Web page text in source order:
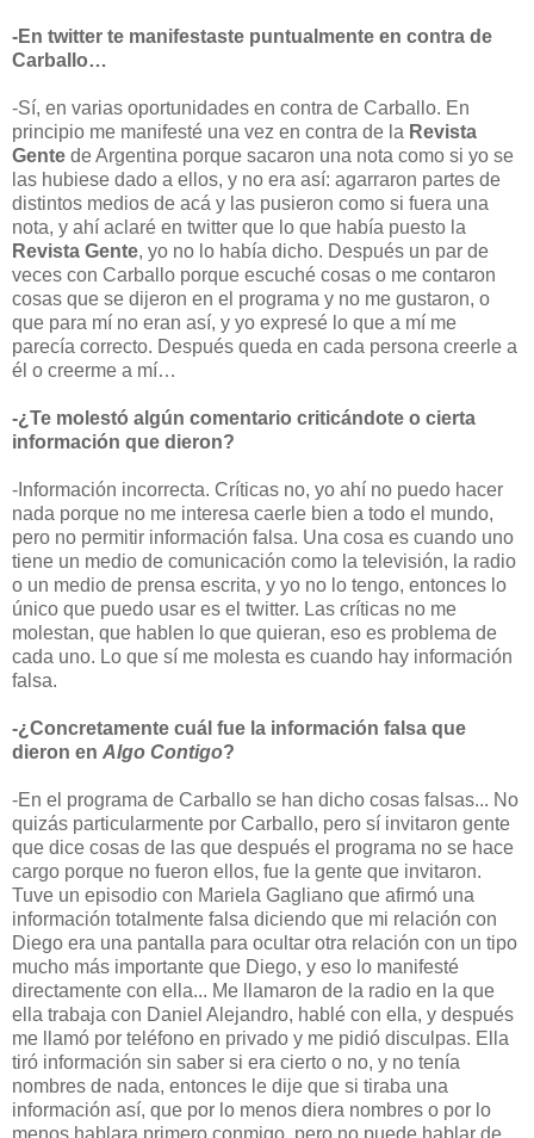
-En twitter te manifestaste puntualmente en contra de
Carballo…
-Sí, en varias oportunidades en contra de Carballo. En
principio me manifesté una vez en contra de la Revista
Gente de Argentina porque sacaron una nota como si yo se
las hubiese dado a ellos, y no era así: agarraron partes de
distintos medios de acá y las pusieron como si fuera una
nota, y ahí aclaré en twitter que lo que había puesto la
Revista Gente, yo no lo había dicho. Después un par de
veces con Carballo porque escuché cosas o me contaron
cosas que se dijeron en el programa y no me gustaron, o
que para mí no eran así, y yo expresé lo que a mí me
parecía correcto. Después queda en cada persona creerle a
él o creerme a mí…
-¿Te molestó algún comentario criticándote o cierta
información que dieron?
-Información incorrecta. Críticas no, yo ahí no puedo hacer
nada porque no me interesa caerle bien a todo el mundo,
pero no permitir información falsa. Una cosa es cuando uno
tiene un medio de comunicación como la televisión, la radio
o un medio de prensa escrita, y yo no lo tengo, entonces lo
único que puedo usar es el twitter. Las críticas no me
molestan, que hablen lo que quieran, eso es problema de
cada uno. Lo que sí me molesta es cuando hay información
falsa.
-¿Concretamente cuál fue la información falsa que
dieron en Algo Contigo?
-En el programa de Carballo se han dicho cosas falsas... No
quizás particularmente por Carballo, pero sí invitaron gente
que dice cosas de las que después el programa no se hace
cargo porque no fueron ellos, fue la gente que invitaron.
Tuve un episodio con Mariela Gagliano que afirmó una
información totalmente falsa diciendo que mi relación con
Diego era una pantalla para ocultar otra relación con un tipo
mucho más importante que Diego, y eso lo manifesté
directamente con ella... Me llamaron de la radio en la que
ella trabaja con Daniel Alejandro, hablé con ella, y después
me llamó por teléfono en privado y me pidió disculpas. Ella
tiró información sin saber si era cierto o no, y no tenía
nombres de nada, entonces le dije que si tiraba una
información así, que por lo menos diera nombres o por lo
menos hablara primero conmigo, pero no puede hablar de